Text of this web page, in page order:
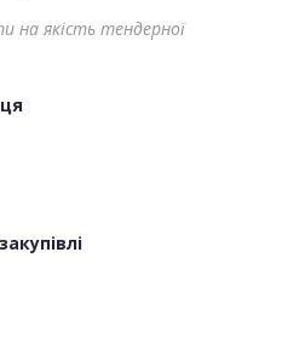
на якість тендерної